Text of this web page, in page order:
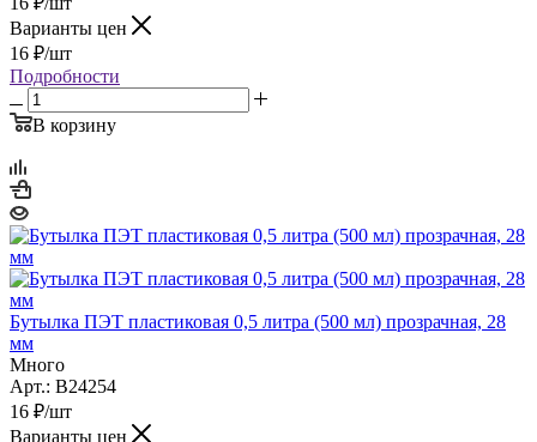
Варианты цен
16 ₽/шт
Подробности
В корзину
Бутылка ПЭТ пластиковая 0,5 литра (500 мл) прозрачная, 28
мм
Много
Арт.: B24254
16 ₽/шт
Варианты цен